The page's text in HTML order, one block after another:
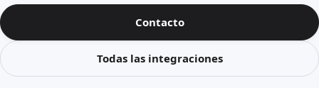
Contacto
Todas las integraciones